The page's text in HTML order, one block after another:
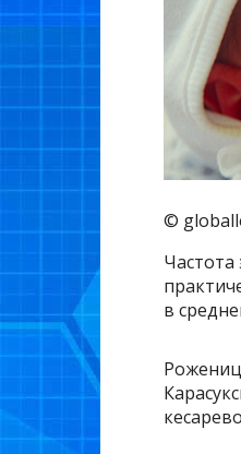
©
Частота
в